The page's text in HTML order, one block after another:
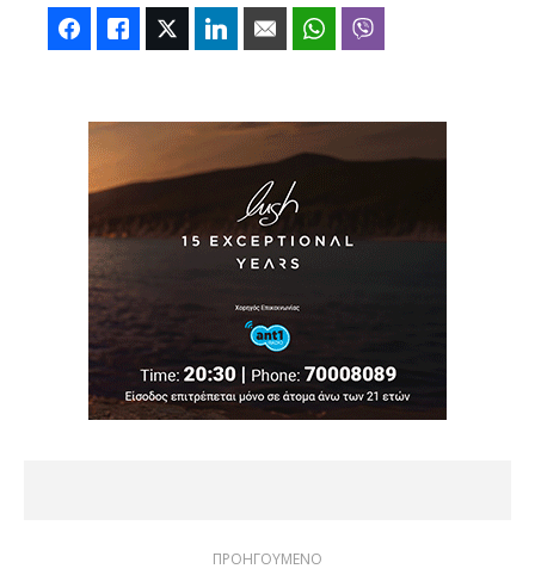
FacebookLike Twitter LinkedIn Email WhatsApp
ΠΡΟΗΓΟΥΜΕΝΟ